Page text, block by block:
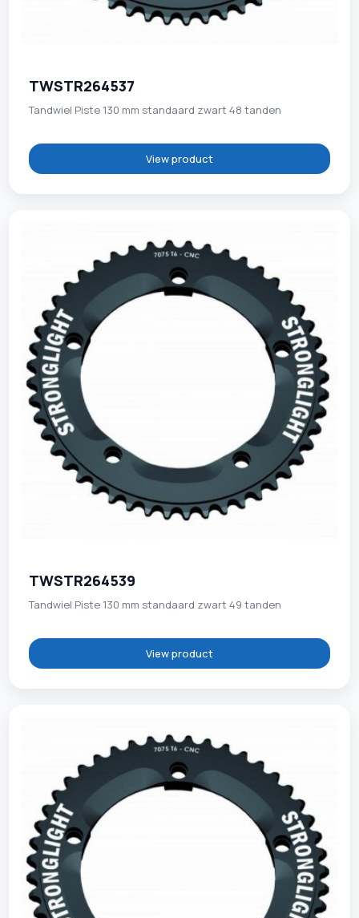
TWSTR264537
Tandwiel Piste 130 mm standaard zwart 48 tanden
View product
TWSTR264539
Tandwiel Piste 130 mm standaard zwart 49 tanden
View product